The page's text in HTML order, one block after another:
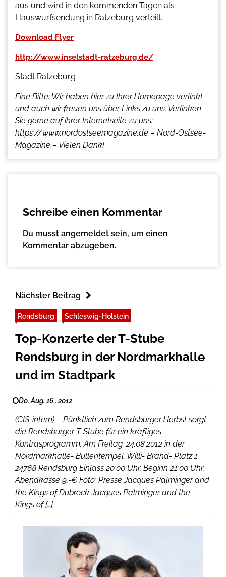
aus und wird in den kommenden Tagen als
Hauswurfsendung in Ratzeburg verteilt.
Download Flyer
http://www.inselstadt-ratzeburg.de/
Stadt Ratzeburg
Eine Bitte: Wir haben hier zu Ihrer Homepage verlinkt
und auch wir freuen uns über Links zu uns. Verlinken
Sie gerne auf ihrer Internetseite zu uns:
https://www.nordostseemagazine.de – Nord-Ostsee-
Magazine – Vielen Dank!
Schreibe einen Kommentar
Du musst angemeldet sein, um einen
Kommentar abzugeben.
Nächster Beitrag
Rendsburg Schleswig-Holstein
Top-Konzerte der T-Stube
Rendsburg in der Nordmarkhalle
und im Stadtpark
Do. Aug. 16 , 2012
(CIS-intern) – Pünktlich zum Rendsburger Herbst sorgt
die Rendsburger T-Stube für ein kräftiges
Kontrasprogramm. Am Freitag. 24.08.2012 in der
Nordmarkhalle- Bullentempel, Willi- Brand- Platz 1,
24768 Rendsburg Einlass 20:00 Uhr, Beginn 21:00 Uhr,
Abendkasse 9,-€ Foto: Presse Jacques Palminger and
the Kings of Dubrock Jacques Palminger and the
Kings of […]